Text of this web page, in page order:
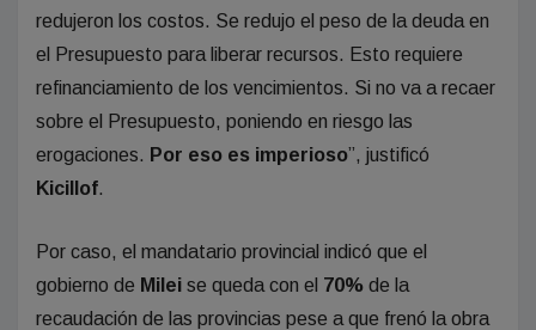
redujeron los costos. Se redujo el peso de la deuda en
el Presupuesto para liberar recursos. Esto requiere
refinanciamiento de los vencimientos. Si no va a recaer
sobre el Presupuesto, poniendo en riesgo las
erogaciones. Por eso es imperioso”, justificó
Kicillof.
Por caso, el mandatario provincial indicó que el
gobierno de Milei se queda con el 70% de la
recaudación de las provincias pese a que frenó la obra